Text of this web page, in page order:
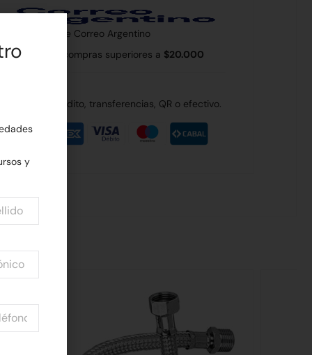
a través de Correo Argentino
en compras superiores a $20.000
débito, crédito, transferencias, QR o efectivo.
y